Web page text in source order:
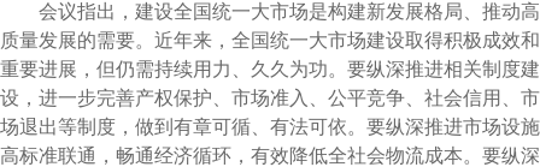
会议指出，建设全国统一大市场是构建新发展格局、推动高
质量发展的需要。近年来，全国统一大市场建设取得积极成效和
重要进展，但仍需持续用力、久久为功。要纵深推进相关制度建
设，进一步完善产权保护、市场准入、公平竞争、社会信用、市
场退出等制度，做到有章可循、有法可依。要纵深推进市场设施
高标准联通，畅通经济循环，有效降低全社会物流成本。要纵深